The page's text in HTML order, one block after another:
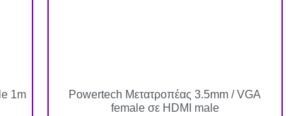
1m
Powertech Μετατροπέας 3.5mm / VGA
female σε HDMI male